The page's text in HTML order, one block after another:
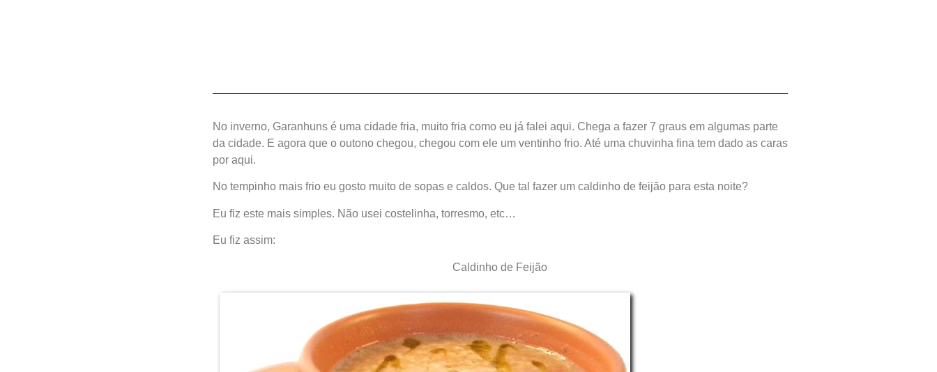
No inverno, Garanhuns é uma cidade fria, muito fria como eu já falei aqui. Chega a fazer 7 graus em algumas parte
da cidade. E agora que o outono chegou, chegou com ele um ventinho frio. Até uma chuvinha fina tem dado as caras
por aqui.
No tempinho mais frio eu gosto muito de sopas e caldos. Que tal fazer um caldinho de feijão para esta noite?
Eu fiz este mais simples. Não usei costelinha, torresmo, etc…
Eu fiz assim:
Caldinho de Feijão